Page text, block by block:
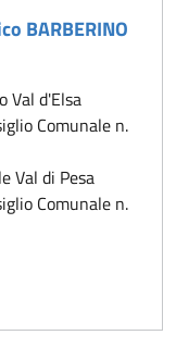
BARBERINO
Val d'Elsa
Comunale n.
Val di Pesa
Comunale n.